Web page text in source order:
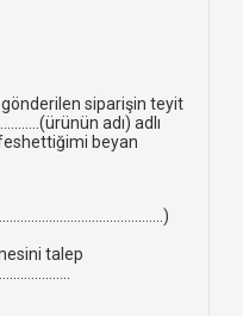
gönderilen siparişin teyit
adı) adlı
beyan
talep